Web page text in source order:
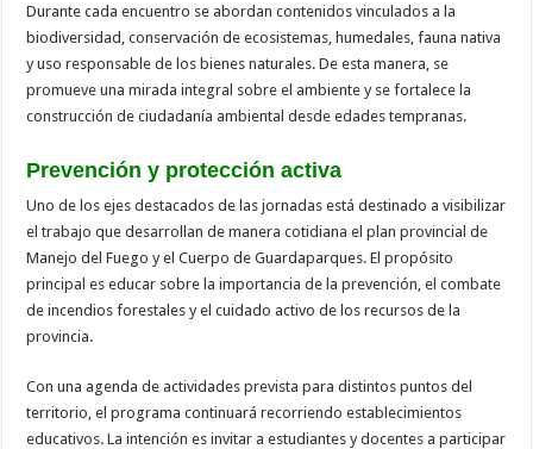
Durante cada encuentro se abordan contenidos vinculados a la
biodiversidad, conservación de ecosistemas, humedales, fauna nativa
y uso responsable de los bienes naturales. De esta manera, se
promueve una mirada integral sobre el ambiente y se fortalece la
construcción de ciudadanía ambiental desde edades tempranas.
Prevención y protección activa
Uno de los ejes destacados de las jornadas está destinado a visibilizar
el trabajo que desarrollan de manera cotidiana el plan provincial de
Manejo del Fuego y el Cuerpo de Guardaparques. El propósito
principal es educar sobre la importancia de la prevención, el combate
de incendios forestales y el cuidado activo de los recursos de la
provincia.
Con una agenda de actividades prevista para distintos puntos del
territorio, el programa continuará recorriendo establecimientos
educativos. La intención es invitar a estudiantes y docentes a participar